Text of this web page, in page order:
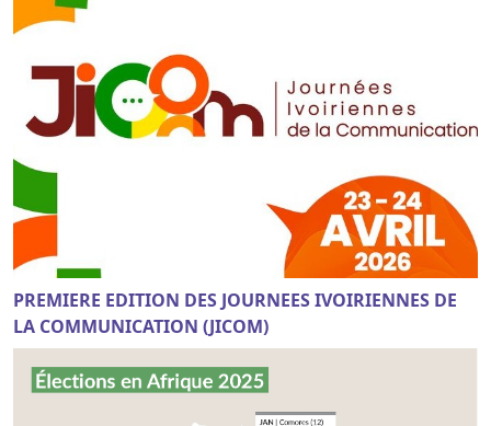
PREMIERE EDITION DES JOURNEES IVOIRIENNES DE
LA COMMUNICATION (JICOM)